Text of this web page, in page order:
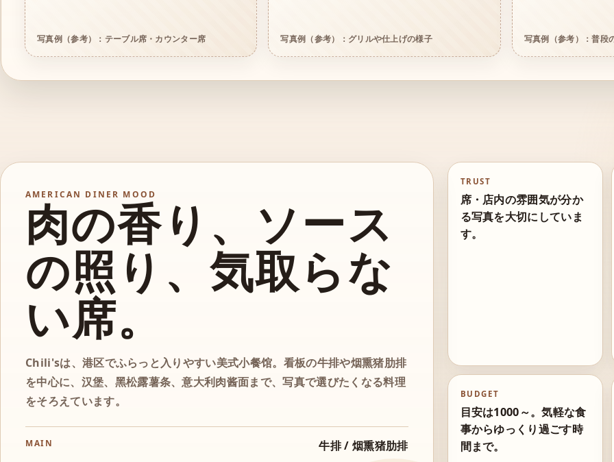
写真例（参考）：テーブル席・カウンター席 写真例（参考）：グリルや仕上げの様子 写真例（参考）：普段
AMERICAN DINER MOOD
肉の香り、ソース
の照り、気取らな
い席。
Chili'sは、港区でふらっと入りやすい美式小餐馆。看板の牛排や烟熏猪肋排
を中心に、汉堡、黑松露薯条、意大利肉酱面まで、写真で選びたくなる料理
をそろえています。
MAIN 牛排 / 烟熏猪肋排
TRUST
席・店内の雰囲気が分か
る写真を大切にしていま
す。
BUDGET
目安は1000～。気軽な食
事からゆっくり過ごす時
間まで。